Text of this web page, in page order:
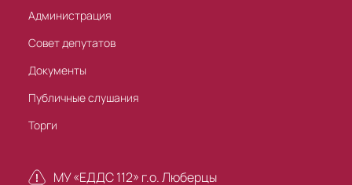
Администрация
Совет депутатов
Документы
Публичные слушания
Торги
МУ «ЕДДС 112» г.о. Люберцы